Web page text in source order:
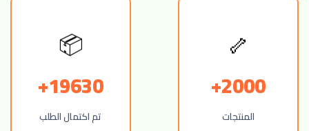
🦴
2000+
المنتجات
📦
19630+
تم اكتمال الطلب